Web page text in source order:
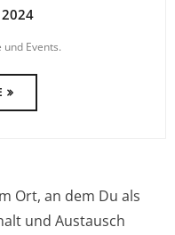
2024
Events.
Ort, an dem Du als
und Austausch